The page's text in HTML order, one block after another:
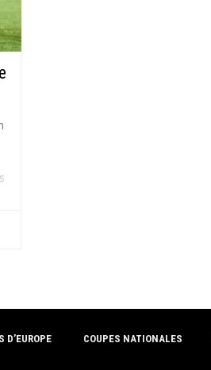
D’EUROPE COUPES NATIONALES